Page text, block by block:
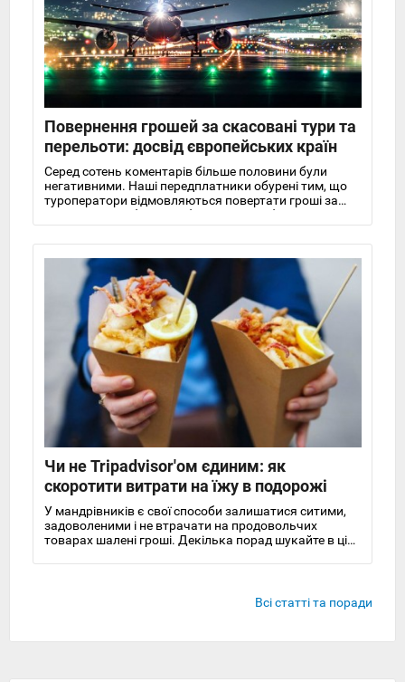
Повернення грошей за скасовані тури та
перельоти: досвід європейських країн
Серед сотень коментарів більше половини були
негативними. Наші передплатники обурені тим, що
туроператори відмовляються повертати гроші за
тури, що не відбулися, або ж готові робити це з
величезними штрафами і в невизначеному
майбутньому.
Чи не Tripadvisor'ом єдиним: як
скоротити витрати на їжу в подорожі
У мандрівників є свої способи залишатися ситими,
задоволеними і не втрачати на продовольчих
товарах шалені гроші. Декілька порад шукайте в цій
Всі статті та поради